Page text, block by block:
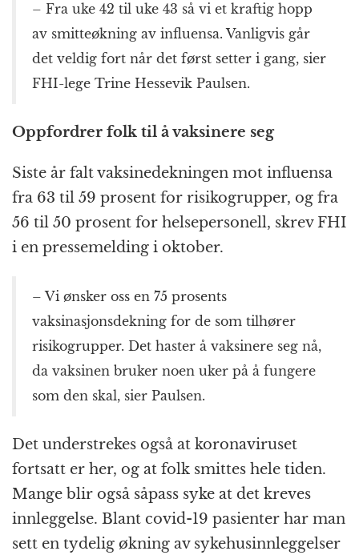
– Fra uke 42 til uke 43 så vi et kraftig hopp
av smitteøkning av influensa. Vanligvis går
det veldig fort når det først setter i gang, sier
FHI-lege Trine Hessevik Paulsen.
Oppfordrer folk til å vaksinere seg
Siste år falt vaksinedekningen mot influensa
fra 63 til 59 prosent for risikogrupper, og fra
56 til 50 prosent for helsepersonell, skrev FHI
i en pressemelding i oktober.
– Vi ønsker oss en 75 prosents
vaksinasjonsdekning for de som tilhører
risikogrupper. Det haster å vaksinere seg nå,
da vaksinen bruker noen uker på å fungere
som den skal, sier Paulsen.
Det understrekes også at koronaviruset
fortsatt er her, og at folk smittes hele tiden.
Mange blir også såpass syke at det kreves
innleggelse. Blant covid-19 pasienter har man
sett en tydelig økning av sykehusinnleggelser